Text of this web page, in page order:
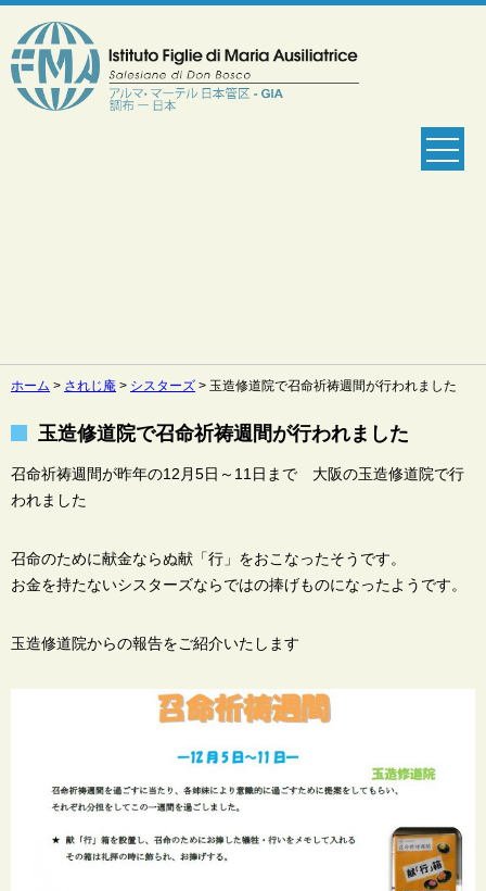
ホーム > されじ庵 > シスターズ > 玉造修道院で召命祈祷週間が行われました
玉造修道院で召命祈祷週間が行われました
召命祈祷週間が昨年の12月5日～11日まで 大阪の玉造修道院で行
われました
召命のために献金ならぬ献「行」をおこなったそうです。
お金を持たないシスターズならではの捧げものになったようです。
玉造修道院からの報告をご紹介いたします